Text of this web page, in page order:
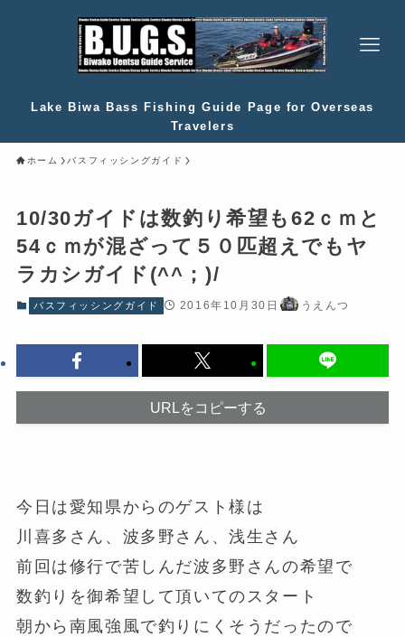
Lake Biwa Bass Fishing Guide Page for Overseas
Travelers
ホーム バスフィッシングガイド
10/30ガイドは数釣り希望も62ｃｍと
54ｃｍが混ざって５０匹超えでもヤ
ラカシガイド(^^；)/
バスフィッシングガイド 2016年10月30日 うえんつ
URLをコピーする
今日は愛知県からのゲスト様は
川喜多さん、波多野さん、浅生さん
前回は修行で苦しんだ波多野さんの希望で
数釣りを御希望して頂いてのスタート
朝から南風強風で釣りにくそうだったので